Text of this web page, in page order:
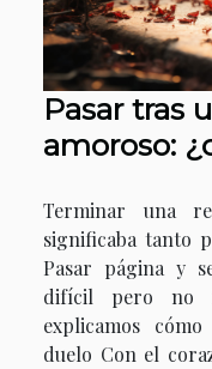
Pasar tras
amoroso:
Terminar una
significaba tanto
Pasar página y
difícil pero no
explicamos
duelo Con el